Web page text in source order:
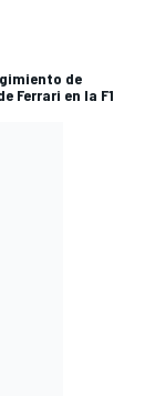
de
Ferrari en la F1